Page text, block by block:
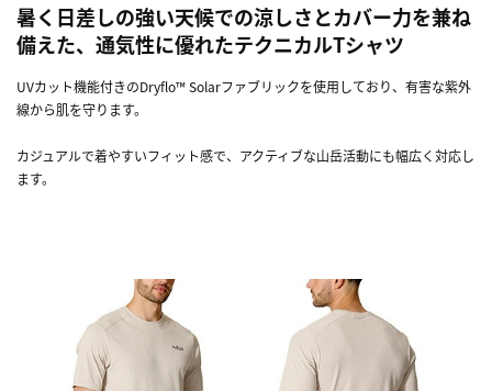
暑く日差しの強い天候での涼しさとカバー力を兼ね
備えた、通気性に優れたテクニカルTシャツ
UVカット機能付きのDryflo™ Solarファブリックを使用しており、有害な紫外
線から肌を守ります。
カジュアルで着やすいフィット感で、アクティブな山岳活動にも幅広く対応し
ます。